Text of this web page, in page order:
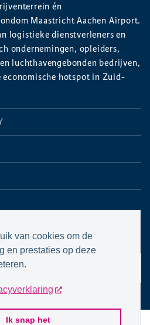
van cookies om de
en prestaties op deze
Ik snap het
én
Maastricht Aachen Airport.
logistieke dienstverleners en
ondernemingen, opleiders,
luchthavengebonden bedrijven,
economische hotspot in Zuid-